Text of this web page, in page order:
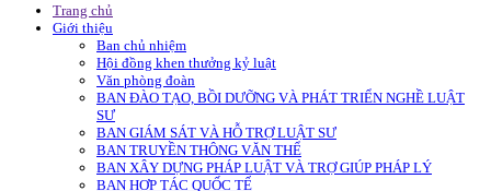
Trang chủ
Giới thiệu
Ban chủ nhiệm
Hội đồng khen thưởng kỷ luật
Văn phòng đoàn
BAN ĐÀO TẠO, BỒI DƯỠNG VÀ PHÁT TRIỂN NGHỀ LUẬT
SƯ
BAN GIÁM SÁT VÀ HỖ TRỢ LUẬT SƯ
BAN TRUYỀN THÔNG VĂN THỂ
BAN XÂY DỰNG PHÁP LUẬT VÀ TRỢ GIÚP PHÁP LÝ
BAN HỢP TÁC QUỐC TẾ